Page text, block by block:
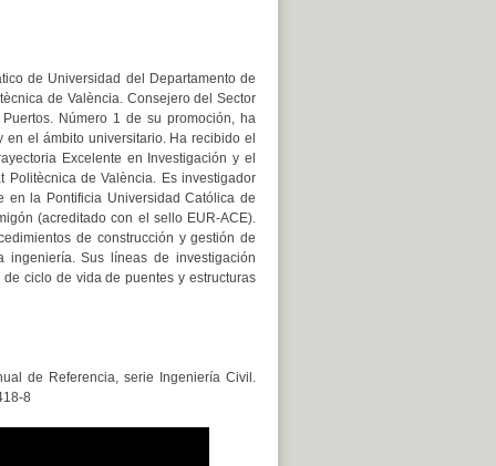
de Universidad del Departamento de
de València. Consejero del Sector
Número 1 de su promoción, ha
el ámbito universitario. Ha recibido el
Excelente en Investigación y el
Politècnica de València. Es investigador
en la Pontificia Universidad Católica de
(acreditado con el sello EUR-ACE).
de construcción y gestión de
Sus líneas de investigación
ciclo de vida de puentes y estructuras
de Referencia, serie Ingeniería Civil.
8